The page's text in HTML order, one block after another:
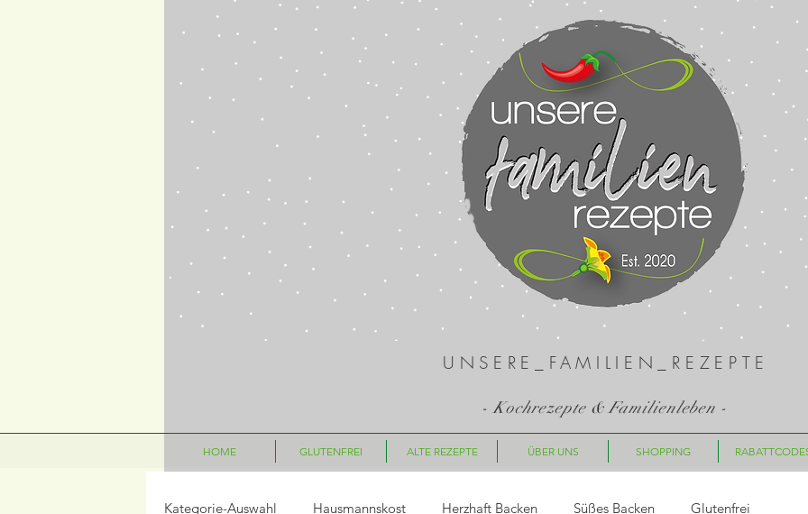
UNSERE_FAMILIEN_REZEPTE
- Kochrezepte & Familienleben -
HOME GLUTENFREI ALTE REZEPTE ÜBER UNS SHOPPING
Kategorie-Auswahl Hausmannskost Herzhaft Backen Süßes Backen Glutenfrei